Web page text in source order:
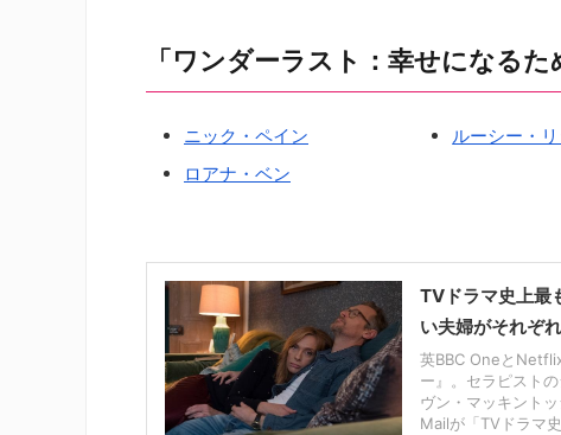
「ワンダーラスト：幸せになる
ニック・ペイン ルーシー・
ロアナ・ベン
TVドラマ史上最
い夫婦がそれぞ
英BBC Oneと
ー』。セラピスト
ヴン・マッキント
Mailが「TVドラマ